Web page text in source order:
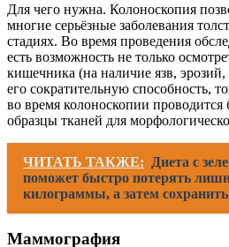
Для чего нужна. Колоноскопия
многие серьёзные заболевания
стадиях. Во время проведения
есть возможность не только
кишечника (на наличие язв,
его сократительную способность,
во время колоноскопии
образцы тканей для
ЧИТАТЬ ТАКЖЕ:
Диета с
поможет быстро потерять
килограммы, а затем сохранить
Маммография